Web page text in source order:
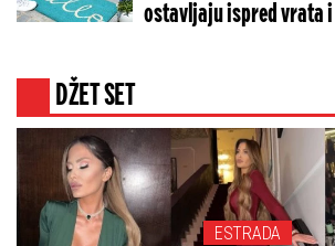
ostavljaju ispred vrata
DŽET SET
ESTRADA